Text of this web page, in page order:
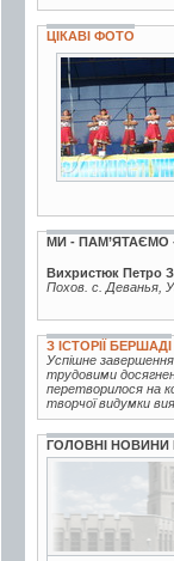
ЦІКАВІ ФОТО
МИ - ПАМ’ЯТАЄМО
Вихристюк Петро
Похов. с. Деванья,
З ІСТОРІЇ БЕРШАДІ
Успішне
трудовими
перетворилося на
творчої видумки
ГОЛОВНІ